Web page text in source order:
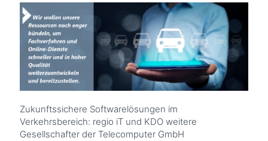
Zukunftssichere Softwarelösungen im
Verkehrsbereich: regio iT und KDO weitere
Gesellschafter der Telecomputer GmbH